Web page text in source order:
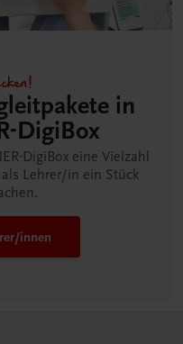
in
DigiBox
DigiBox eine Vielzahl
Lehrer/in ein Stück
innen